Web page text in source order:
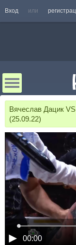
Вход или
Вячеслав Дацик
(25.09.22)
00:00